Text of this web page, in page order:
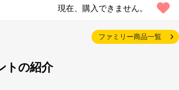
現在、購入できません。
ファミリー商品一覧
トの紹介